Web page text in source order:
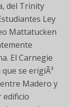
del Trinity
Ley
Mattatucken
El Carnegie
se erigiÃ³
Madero y
edificio